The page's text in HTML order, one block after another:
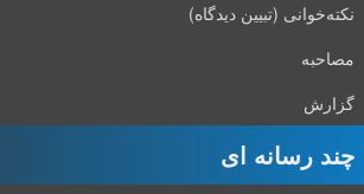
نکته‌خوانی (تبیین دیدگاه)
مصاحبه
گزارش
چند رسانه ای